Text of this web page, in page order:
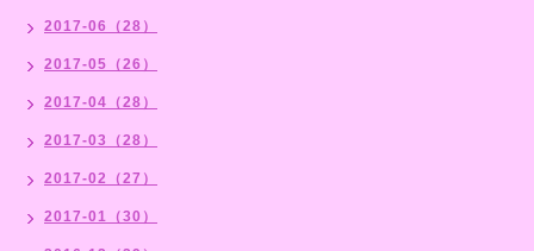
2017-06（28）
2017-05（26）
2017-04（28）
2017-03（28）
2017-02（27）
2017-01（30）